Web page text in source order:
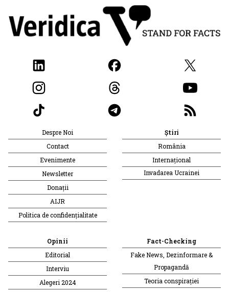
Despre Noi
Contact
Evenimente
Newsletter
Donații
AIJR
Politica de confidențialitate
Știri
România
Internațional
Invadarea Ucrainei
Opinii
Editorial
Interviu
Alegeri 2024
Fact-Checking
Fake News, Dezinformare &
Propagandă
Teoria conspirației